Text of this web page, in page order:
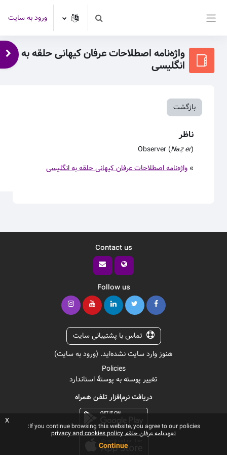
Toggle search inputورود به سایت
واژه‌نامه اصطلاحات عرفان کیهانی حلقه به
انگلیسی
بازگشت
ناظر
Observer (Nāẓer)
» واژه‌نامه اصطلاحات عرفان کیهانی حلقه به انگلیسی
Contact us
Follow us
تماس با پشتیبانی سایت
هنوز وارد سایت نشده‌اید. (ورود به سایت)
Policies
تغییر پوسته به پوستهٔ استاندارد
دریافت نرم‌افزار تلفن همراه
If you continue browsing this website, you agree to our policies:
تعهدنامه عرفان حلقه privacy and cookies policy
Continue
x